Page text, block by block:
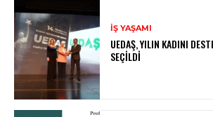
İŞ YAŞAMI
UEDAŞ, YILIN KADINI
SEÇILDI